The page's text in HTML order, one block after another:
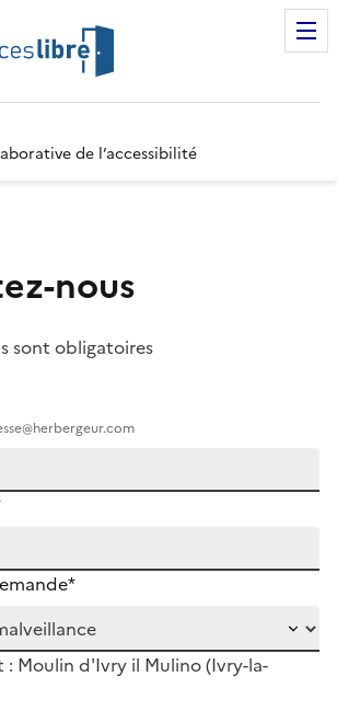
de l’accessibilité
nous
sont obligatoires
: Moulin d'Ivry il Mulino (Ivry-la-